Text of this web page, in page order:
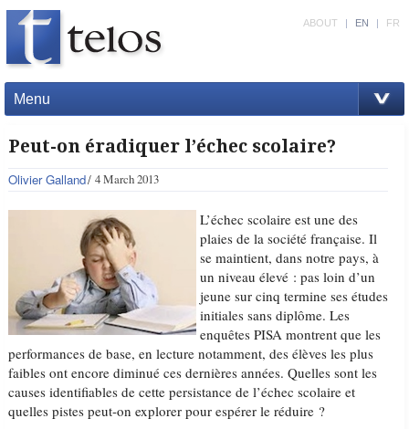
Menu
ABOUT | EN | FR
Peut-on éradiquer l’échec scolaire?
Olivier Galland 4 March 2013
L’échec scolaire est une des
plaies de la société française. Il
se maintient, dans notre pays, à
un niveau élevé : pas loin d’un
jeune sur cinq termine ses études
initiales sans diplôme. Les
enquêtes PISA montrent que les
performances de base, en lecture notamment, des élèves les plus
faibles ont encore diminué ces dernières années. Quelles sont les
causes identifiables de cette persistance de l’échec scolaire et
quelles pistes peut-on explorer pour espérer le réduire ?